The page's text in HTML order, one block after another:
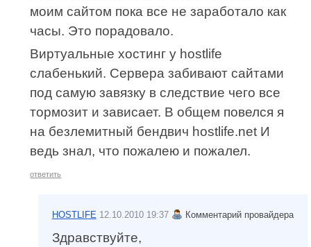
моим сайтом пока все не заработало как
часы. Это порадовало.
Виртуальные хостинг у hostlife
слабенький. Сервера забивают сайтами
под самую завязку в следствие чего все
тормозит и зависает. В общем повелся я
на безлемитный бендвич hostlife.net И
ведь знал, что пожалею и пожалел.
ответить
HOSTLIFE 12.10.2010 19:37 Комментарий провайдера
Здравствуйте,